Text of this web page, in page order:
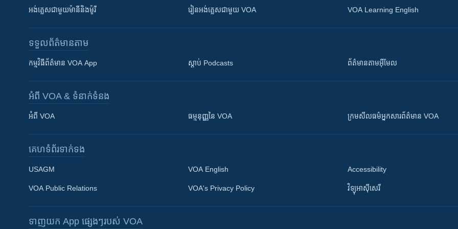
Khmer English
អង់គ្លេស​ជាមួយ​ម៉ានី​និង​ម៉ូរី រៀន​​​​​​អង់គ្លេស​​ជាមួយ VOA VOA Learning English
ទទួល​ព័ត៌មាន​តាម
កម្មវិធី​ព័ត៌មាន VOA App ស្តាប់ Podcasts ព័ត៌មាន​តាម​អ៊ីមែល
អំពី​ VOA & ទំនាក់ទំនង
អំពី​ VOA ធម្មនុញ្ញ​នៃ VOA ក្រម​​​សីលធម៌​​​អ្នក​​​សារព័ត៌មាន VOA
គេហទំព័រ​​ទាក់ទង
USAGM
VOA Public Relations
VOA English
VOA's Privacy Policy
Accessibility
វិទ្យុ​អាស៊ី​សេរី
ទាញយក​ App ផ្សេងៗ​របស់​ VOA